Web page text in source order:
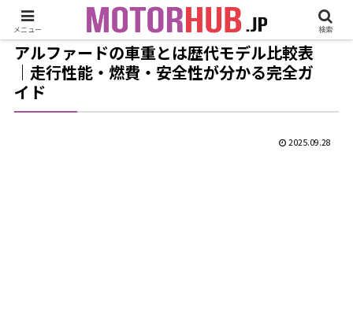
アルファードの車重とは歴代モデル比較表
｜走行性能・燃費・安全性が分かる完全ガ
イド
2025.09.28
メニュー 検索